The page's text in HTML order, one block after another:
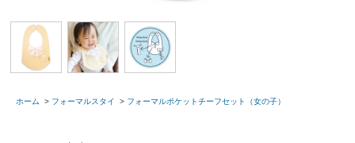
ホーム > フォーマルスタイ > フォーマルポケットチーフセット（女の子）